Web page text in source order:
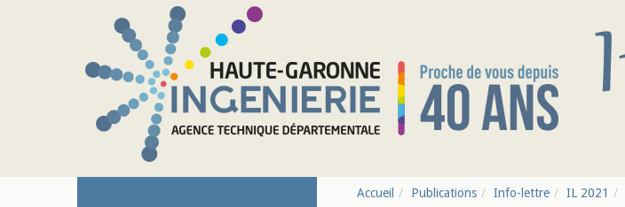
Accueil Publications Info-lettre IL 2021